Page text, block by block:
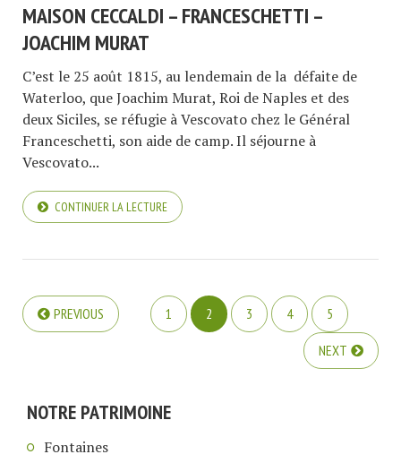
MAISON CECCALDI – FRANCESCHETTI –
JOACHIM MURAT
C’est le 25 août 1815, au lendemain de la défaite de
Waterloo, que Joachim Murat, Roi de Naples et des
deux Siciles, se réfugie à Vescovato chez le Général
Franceschetti, son aide de camp. Il séjourne à
Vescovato...
CONTINUER LA LECTURE
PREVIOUS 1 2 3 4 5
NEXT
NOTRE PATRIMOINE
Fontaines